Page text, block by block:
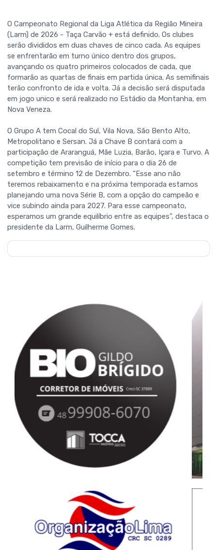
O Campeonato Regional da Liga Atlética da Região Mineira
(Larm) de 2026 - Taça Carvão + está definido. Os clubes
serão divididos em duas chaves de cinco cada. As equipes
se enfrentarão em turno único dentro dos grupos,
avançando os quatro primeiros colocados de cada, que
formarão as quartas de finais em partida única. As semifinais
terão confronto de ida e volta. Já a decisão será disputada
em jogo unico e será realizado no Estádio da Montanha, em
Nova Veneza.
O Grupo A tem Cocal do Sul, Vila Nova, São Bento Alto,
Metropolitano e Sersan. Já a Chave B contará com a
participação de Araranguá, Mãe Luzia, Barão, Içara e Turvo. A
competição tem previsão de início para o dia 26 de
setembro e término 12 de Dezembro. “Esse ano não
teremos rebaixamento e na próxima temporada estamos
planejando uma nova Série B, com a opção do campeão e
vice subindo ainda para 2027. Para esse campeonato,
esperamos um grande equilíbrio entre as equipes”, destaca o
presidente da Larm, Guilherme Gomes.